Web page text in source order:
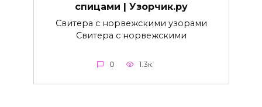
спицами | Узорчик.ру
Свитера с норвежскими узорами
Свитера с норвежскими
0 1.3к.